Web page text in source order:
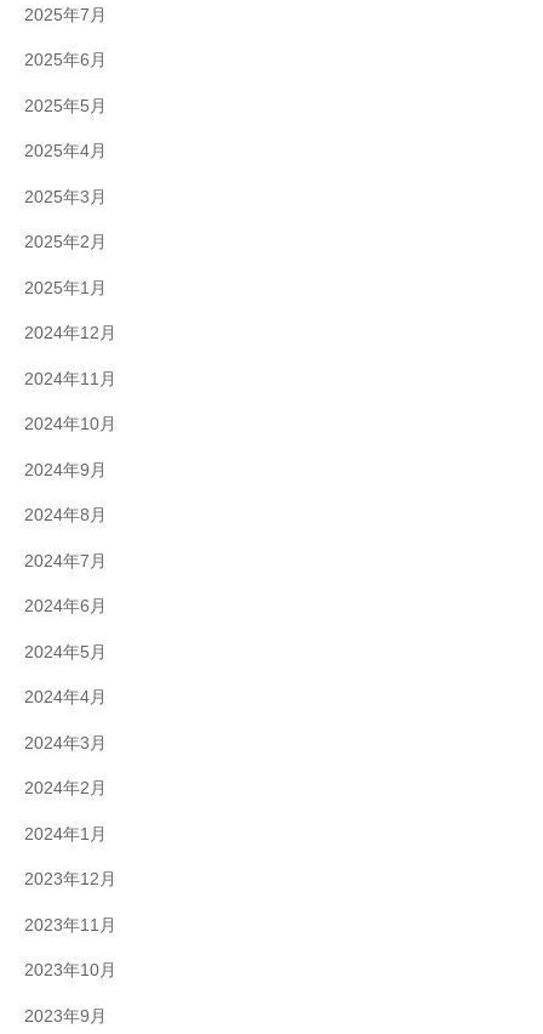
2025年7月
2025年6月
2025年5月
2025年4月
2025年3月
2025年2月
2025年1月
2024年12月
2024年11月
2024年10月
2024年9月
2024年8月
2024年7月
2024年6月
2024年5月
2024年4月
2024年3月
2024年2月
2024年1月
2023年12月
2023年11月
2023年10月
2023年9月